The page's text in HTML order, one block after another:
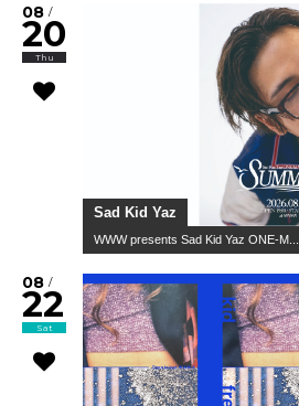
08 /
20
Thu
Sad Kid Yaz
WWW presents Sad Kid Yaz ONE-M...
08 /
22
Sat